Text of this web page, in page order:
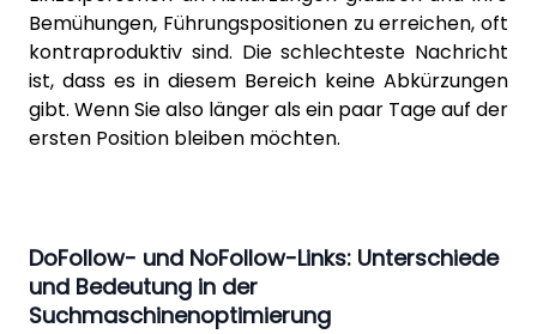
Bemühungen, Führungspositionen zu erreichen, oft
kontraproduktiv sind. Die schlechteste Nachricht
ist, dass es in diesem Bereich keine Abkürzungen
gibt. Wenn Sie also länger als ein paar Tage auf der
ersten Position bleiben möchten.
DoFollow- und NoFollow-Links: Unterschiede
und Bedeutung in der
Suchmaschinenoptimierung